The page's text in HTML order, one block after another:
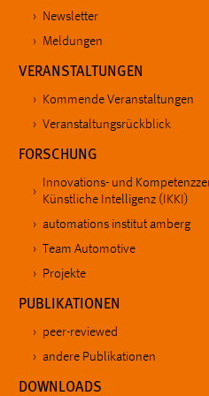
Newsletter
Meldungen
VERANSTALTUNGEN
Kommende Veranstaltungen
Veranstaltungsrückblick
FORSCHUNG
Innovations- und
Künstliche Intelligenz (IKKI)
automations institut amberg
Team Automotive
Projekte
PUBLIKATIONEN
peer-reviewed
andere Publikationen
DOWNLOADS
Name: site-
Zweck:
Cookie Laufzeit: 30 Tage
Chat
Name:
Zweck:
Wird